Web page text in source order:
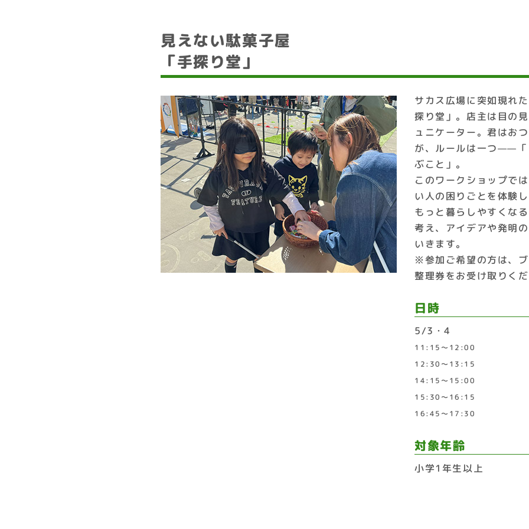
見えない駄菓子屋
「手探り堂」
サカス広場に突如現れ
探り堂」。店主は目の
ュニケーター。君はお
が、ルールは一つ——「
ぶこと」。
このワークショップで
い人の困りごとを体験
もっと暮らしやすくな
考え、アイデアや発明
いきます。
※参加ご希望の方は、
整理券をお受け取りく
日時
5/3・4
11:15〜12:00
12:30〜13:15
14:15〜15:00
15:30〜16:15
16:45〜17:30
対象年齢
小学1年生以上